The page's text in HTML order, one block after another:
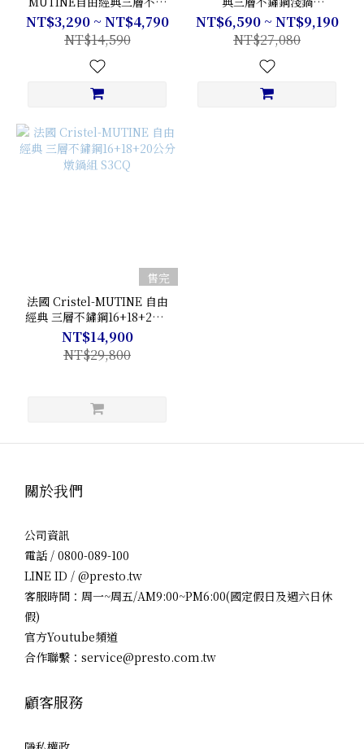
鋼燉鍋16 / 18 / 20 cm (CQ)
NT$3,290 ~ NT$4,790
NT$14,590
24/26/28cm (SQ)
NT$6,590 ~ NT$9,190
NT$27,080
售完
法國 Cristel-MUTINE 自由
經典 三層不鏽鋼16+18+20公
分燉鍋組 S3CQ
NT$14,900
NT$29,800
關於我們
公司資訊
電話 / 0800-089-100
LINE ID / @presto.tw
客服時間：周一~周五/AM9:00~PM6:00(國定假日及週六日休
假)
官方Youtube頻道
合作聯繫：service@presto.com.tw
顧客服務